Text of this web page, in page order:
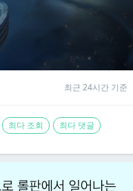
최근 24시간 기준
최다 조회 최다 댓글